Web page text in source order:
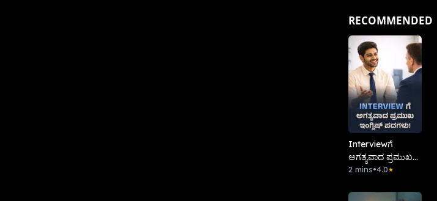
RECOMMENDED
Interviewಗೆ
ಅಗತ್ಯವಾದ ಪ್ರಮುಖ
ಇಂಗ್ಲಿಷ್ ಪದಗಳು!
2 mins•4.0★